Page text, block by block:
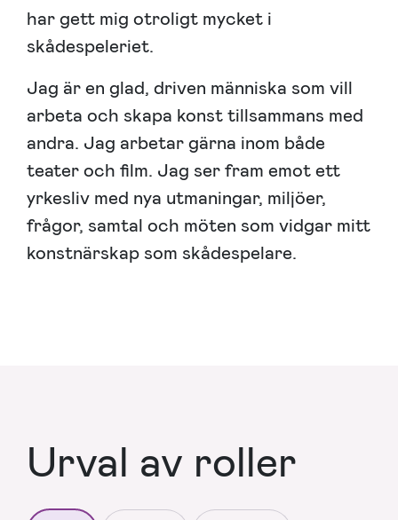
har gett mig otroligt mycket i
skådespeleriet.
Jag är en glad, driven människa som vill
arbeta och skapa konst tillsammans med
andra. Jag arbetar gärna inom både
teater och film. Jag ser fram emot ett
yrkesliv med nya utmaningar, miljöer,
frågor, samtal och möten som vidgar mitt
konstnärskap som skådespelare.
Urval av roller